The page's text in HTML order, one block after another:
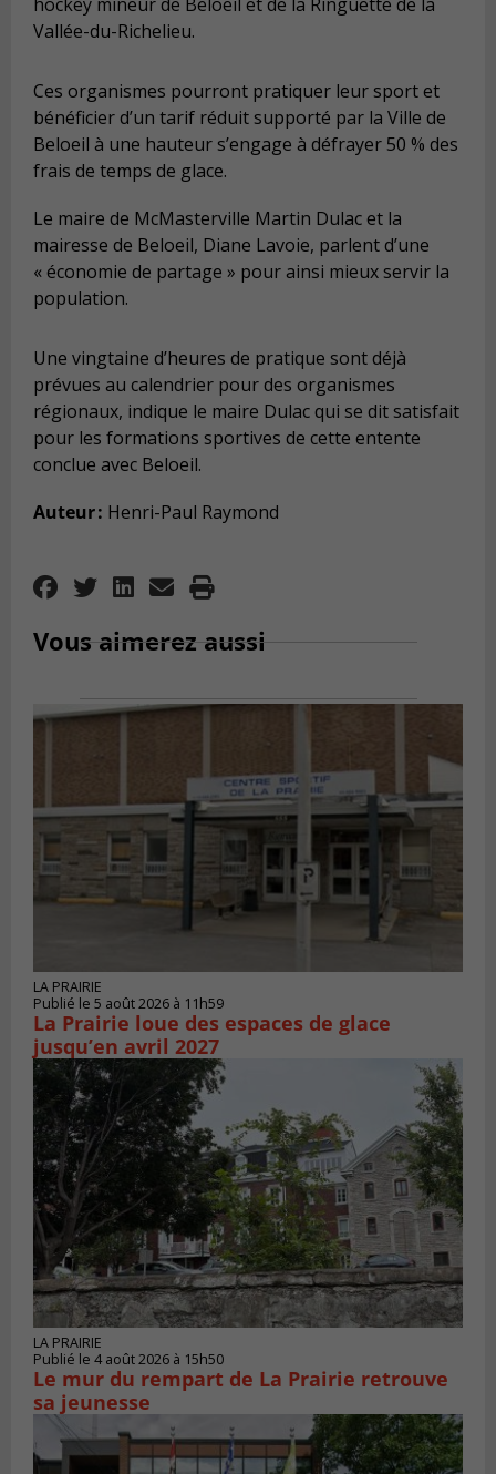
Vallée-du-Richelieu.
Ces organismes pourront pratiquer leur sport et
bénéficier d’un tarif réduit supporté par la Ville de
Beloeil à une hauteur s’engage à défrayer 50 % des
frais de temps de glace.
Le maire de McMasterville Martin Dulac et la
mairesse de Beloeil, Diane Lavoie, parlent d’une
« économie de partage » pour ainsi mieux servir la
population.
Une vingtaine d’heures de pratique sont déjà
prévues au calendrier pour des organismes
régionaux, indique le maire Dulac qui se dit satisfait
pour les formations sportives de cette entente
conclue avec Beloeil.
Auteur : Henri-Paul Raymond
Vous aimerez aussi
LA PRAIRIE
Publié le 5 août 2026 à 11h59
La Prairie loue des espaces de glace
jusqu’en avril 2027
LA PRAIRIE
Publié le 4 août 2026 à 15h50
Le mur du rempart de La Prairie retrouve
sa jeunesse